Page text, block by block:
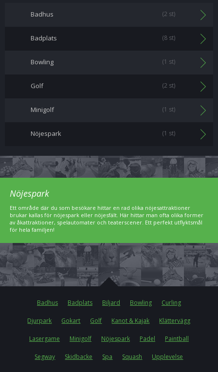
Badhus (2 st)
Badplats (8 st)
Bowling (1 st)
Golf (2 st)
Minigolf (1 st)
Nöjespark (1 st)
Nöjespark
Ett område där du som besökare hittar en rad olika nöjesattraktioner
brukar kallas för nöjespark eller nöjesfält. Här hittar man ofta olika former
av åkattraktioner, spelautomater och teaterscener. Ett perfekt utflyktsmål
för hela familjen!
Badhus Badplats Biljard Bowling Curling
Djurpark Gokart Golf Kanot & Kajak Klättervägg
Lasergame Minigolf Nöjespark Padel Paintball
Segway Skidbacke Spa Squash Upplevelse